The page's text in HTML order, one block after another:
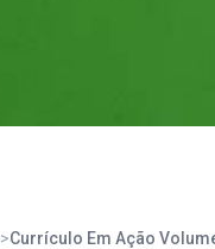
>Currículo Em Ação